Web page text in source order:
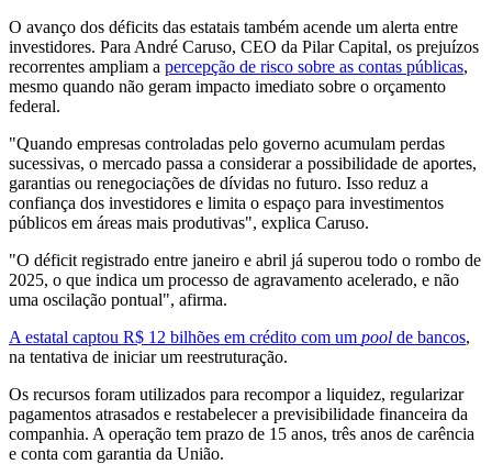
O avanço dos déficits das estatais também acende um alerta entre
investidores. Para André Caruso, CEO da Pilar Capital, os prejuízos
recorrentes ampliam a percepção de risco sobre as contas públicas,
mesmo quando não geram impacto imediato sobre o orçamento
federal.
"Quando empresas controladas pelo governo acumulam perdas
sucessivas, o mercado passa a considerar a possibilidade de aportes,
garantias ou renegociações de dívidas no futuro. Isso reduz a
confiança dos investidores e limita o espaço para investimentos
públicos em áreas mais produtivas", explica Caruso.
"O déficit registrado entre janeiro e abril já superou todo o rombo de
2025, o que indica um processo de agravamento acelerado, e não
uma oscilação pontual", afirma.
A estatal captou R$ 12 bilhões em crédito com um pool de bancos,
na tentativa de iniciar um reestruturação.
Os recursos foram utilizados para recompor a liquidez, regularizar
pagamentos atrasados e restabelecer a previsibilidade financeira da
companhia. A operação tem prazo de 15 anos, três anos de carência
e conta com garantia da União.